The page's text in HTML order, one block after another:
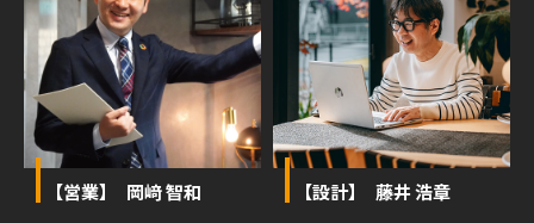
【営業】 岡﨑 智和 【設計】 藤井 浩章